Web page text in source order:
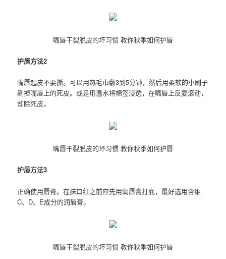
嘴唇干裂脱皮的坏习惯 教你秋季如何护唇
护唇方法2
嘴唇起皮不要撕。可以用热毛巾敷3到5分钟，然后用柔软的小刷子
刷掉嘴唇上的死皮。或是用温水将棉签浸透，在嘴唇上反复滚动，
却除死皮。
嘴唇干裂脱皮的坏习惯 教你秋季如何护唇
护唇方法3
正确使用唇膏。在抹口红之前应先用润唇膏打底，最好选用含维
C、D、E成分的润唇膏。
嘴唇干裂脱皮的坏习惯 教你秋季如何护唇